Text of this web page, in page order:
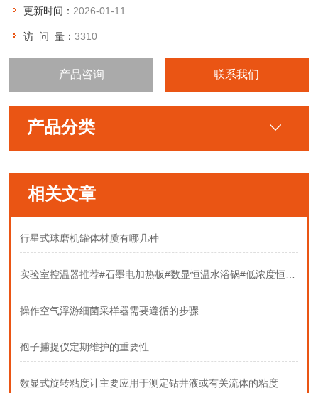
更新时间： 2026-01-11
访 问 量：3310
产品咨询 联系我们
产品分类
相关文章
行星式球磨机罐体材质有哪几种
实验室控温器推荐#石墨电加热板#数显恒温水浴锅#低浓度恒温恒湿称重系统
操作空气浮游细菌采样器需要遵循的步骤
孢子捕捉仪定期维护的重要性
数显式旋转粘度计主要应用于测定钻井液或有关流体的粘度